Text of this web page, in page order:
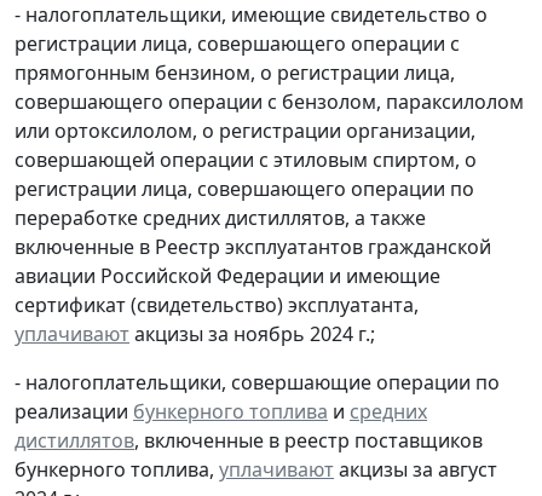
- налогоплательщики, имеющие свидетельство о
регистрации лица, совершающего операции с
прямогонным бензином, о регистрации лица,
совершающего операции с бензолом, параксилолом
или ортоксилолом, о регистрации организации,
совершающей операции с этиловым спиртом, о
регистрации лица, совершающего операции по
переработке средних дистиллятов, а также
включенные в Реестр эксплуатантов гражданской
авиации Российской Федерации и имеющие
сертификат (свидетельство) эксплуатанта,
уплачиваютакцизы за ноябрь 2024 г.;
- налогоплательщики, совершающие операции по
реализации бункерного топлива и средних
дистиллятов, включенные в реестр поставщиков
бункерного топлива, уплачиваютакцизы за август